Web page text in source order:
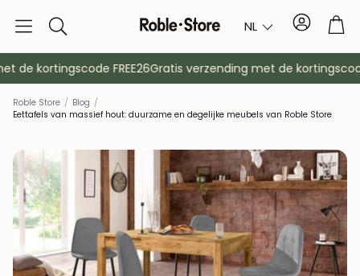
Zoek
op
NL Account
Dressoirs
de kortingscode FREE26Gratis verzending met de kortingscode
Roble Store / Blog /
Eettafels van massief hout: duurzame en degelijke meubels van Roble Store